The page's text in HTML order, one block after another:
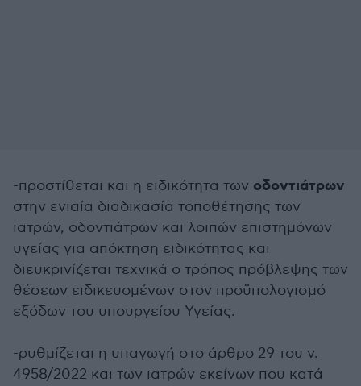
-προστίθεται και η ειδικότητα των οδοντιάτρων
στην ενιαία διαδικασία τοποθέτησης των
ιατρών, οδοντιάτρων και λοιπών επιστημόνων
υγείας για απόκτηση ειδικότητας και
διευκρινίζεται τεχνικά ο τρόπος πρόβλεψης των
θέσεων ειδικευομένων στον προϋπολογισμό
εξόδων του υπουργείου Υγείας.
-ρυθμίζεται η υπαγωγή στο άρθρο 29 του ν.
4958/2022 και των ιατρών εκείνων που κατά